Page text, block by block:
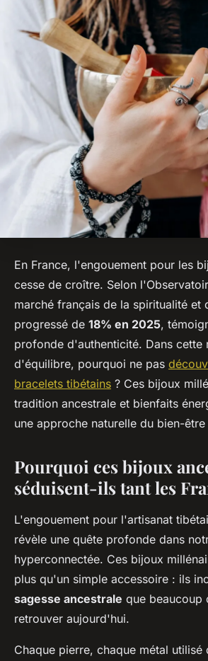
En France, l'engouement pour les
cesse de croître. Selon
marché français de la spiritualité et
progressé de 18% en 2025,
profonde d'authenticité. Dans cette
d'équilibre, pourquoi ne pas
bracelets tibétains ? Ces bijoux
tradition ancestrale et bienfaits
une approche naturelle du bien-
Pourquoi ces bijoux
séduisent-ils tant les
L'engouement pour l'artisanat
révèle une quête profonde dans
hyperconnectée. Ces bijoux
plus qu'un simple accessoire : ils
sagesse ancestrale que beaucoup
retrouver aujourd'hui.
Chaque pierre, chaque métal utilisé